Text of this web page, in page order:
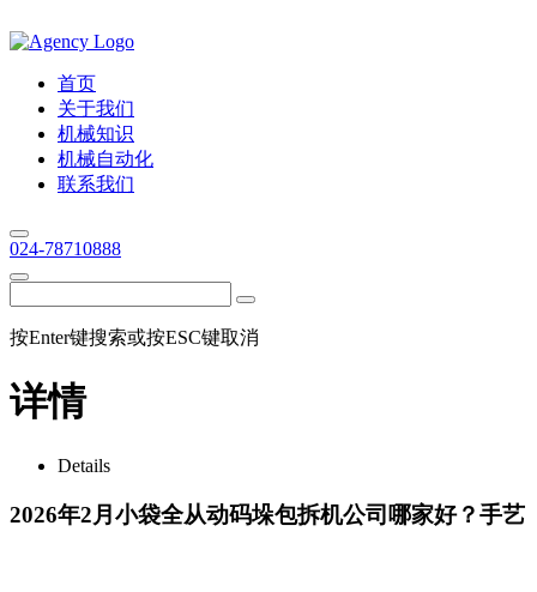
首页
关于我们
机械知识
机械自动化
联系我们
024-78710888
按Enter键搜索或按ESC键取消
详情
Details
2026年2月小袋全从动码垛包拆机公司哪家好？手艺